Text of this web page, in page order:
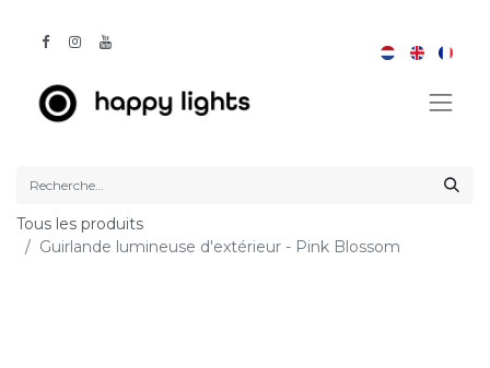
Tous les produits
Guirlande lumineuse d'extérieur - Pink Blossom